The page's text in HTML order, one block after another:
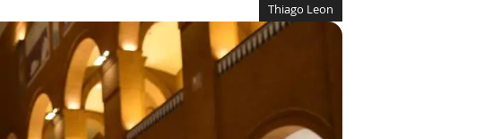
Thiago Leon